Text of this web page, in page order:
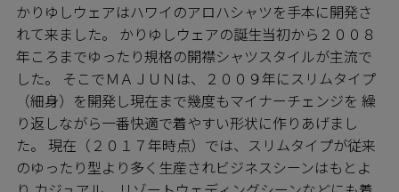
かりゆしウェアはハワイのアロハシャツを手本に開発さ
れて来ました。 かりゆしウェアの誕生当初から２００８
年ころまでゆったり規格の開襟シャツスタイルが主流で
した。 そこでＭＡＪＵＮは、２００９年にスリムタイプ
（細身）を開発し現在まで幾度もマイナーチェンジを 繰
り返しながら一番快適で着やすい形状に作りあげまし
た。 現在（２０１７年時点）では、スリムタイプが従来
のゆったり型より多く生産されビジネスシーンはもとよ